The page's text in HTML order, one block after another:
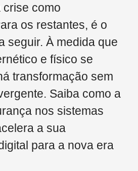
como
os restantes, é o
seguir. À medida que
e físico se
transformação sem
Saiba como a
nos sistemas
a sua
para a nova era